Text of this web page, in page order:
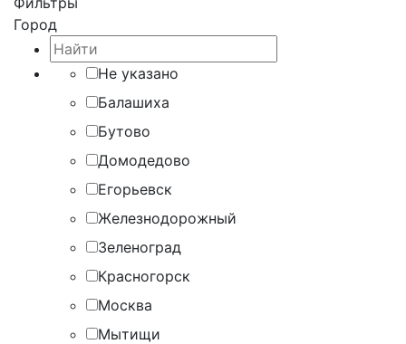
Город
Не указано
Балашиха
Бутово
Домодедово
Егорьевск
Железнодорожный
Зеленоград
Красногорск
Москва
Мытищи